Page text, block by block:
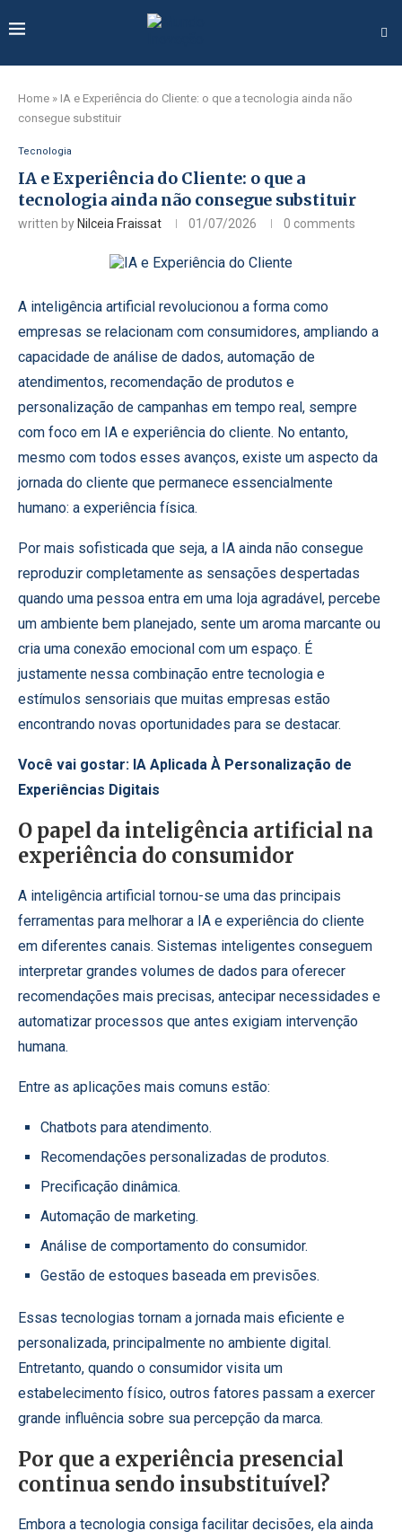
Home » IA e Experiência do Cliente: o que a tecnologia ainda não
consegue substituir
Tecnologia
IA e Experiência do Cliente: o que a
tecnologia ainda não consegue substituir
written by Nilceia Fraissat 01/07/2026 0 comments
A inteligência artificial revolucionou a forma como
empresas se relacionam com consumidores, ampliando a
capacidade de análise de dados, automação de
atendimentos, recomendação de produtos e
personalização de campanhas em tempo real, sempre
com foco em IA e experiência do cliente. No entanto,
mesmo com todos esses avanços, existe um aspecto da
jornada do cliente que permanece essencialmente
humano: a experiência física.
Por mais sofisticada que seja, a IA ainda não consegue
reproduzir completamente as sensações despertadas
quando uma pessoa entra em uma loja agradável, percebe
um ambiente bem planejado, sente um aroma marcante ou
cria uma conexão emocional com um espaço. É
justamente nessa combinação entre tecnologia e
estímulos sensoriais que muitas empresas estão
encontrando novas oportunidades para se destacar.
Você vai gostar: IA Aplicada À Personalização de
Experiências Digitais
O papel da inteligência artificial na
experiência do consumidor
A inteligência artificial tornou-se uma das principais
ferramentas para melhorar a IA e experiência do cliente
em diferentes canais. Sistemas inteligentes conseguem
interpretar grandes volumes de dados para oferecer
recomendações mais precisas, antecipar necessidades e
automatizar processos que antes exigiam intervenção
humana.
Entre as aplicações mais comuns estão:
Chatbots para atendimento.
Recomendações personalizadas de produtos.
Precificação dinâmica.
Automação de marketing.
Análise de comportamento do consumidor.
Gestão de estoques baseada em previsões.
Essas tecnologias tornam a jornada mais eficiente e
personalizada, principalmente no ambiente digital.
Entretanto, quando o consumidor visita um
estabelecimento físico, outros fatores passam a exercer
grande influência sobre sua percepção da marca.
Por que a experiência presencial
continua sendo insubstituível?
Embora a tecnologia consiga facilitar decisões, ela ainda